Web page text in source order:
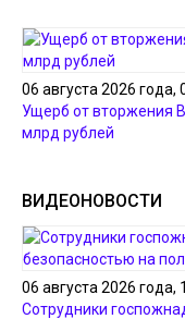
06 августа 2026 года,
Ущерб от вторжения
млрд рублей
ВИДЕОНОВОСТИ
06 августа 2026 года,
Сотрудники